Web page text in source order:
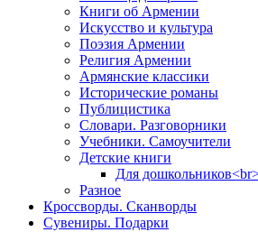
Книги об Армении
Иcкусство и культура
Поэзия Армении
Религия Армении
Армянские классики
Исторические романы
Публицистика
Словари. Разговорники
Учебники. Самоучители
Детские книги
Для
Разное
Кроссворды. Сканворды
Сувениры. Подарки